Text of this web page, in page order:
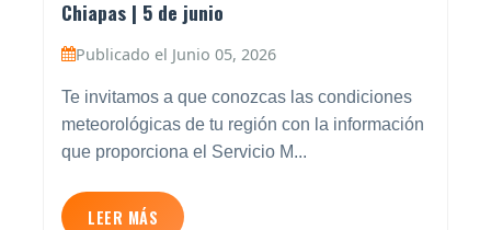
Chiapas | 5 de junio
Publicado el Junio 05, 2026
Te invitamos a que conozcas las condiciones
meteorológicas de tu región con la información
que proporciona el Servicio M...
LEER MÁS